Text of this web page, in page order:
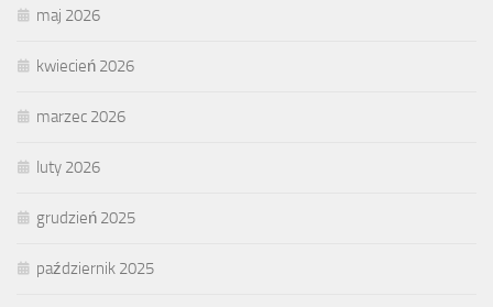
maj 2026
kwiecień 2026
marzec 2026
luty 2026
grudzień 2025
październik 2025